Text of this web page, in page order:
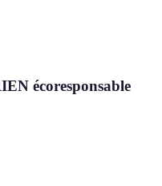
écoresponsable